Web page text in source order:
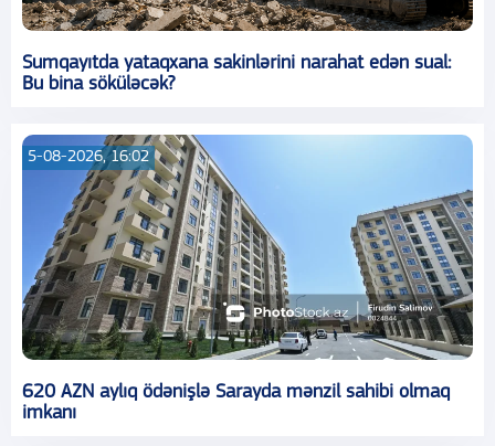
Sumqayıtda yataqxana sakinlərini narahat edən sual:
Bu bina söküləcək?
5-08-2026, 16:02
620 AZN aylıq ödənişlə Sarayda mənzil sahibi olmaq
imkanı